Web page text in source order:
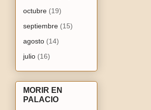
octubre (19)
septiembre (15)
agosto (14)
julio (16)
MORIR EN
PALACIO